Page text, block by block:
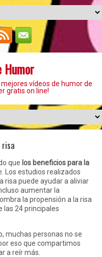
Humor
vídeos de humor de
gratis on line!
que los beneficios para la
Los estudios realizados
risa puede ayudar a aliviar
aumentar la
la propensión a la risa
las 24 principales
muchas personas no se
eso que compartimos
a reír más.